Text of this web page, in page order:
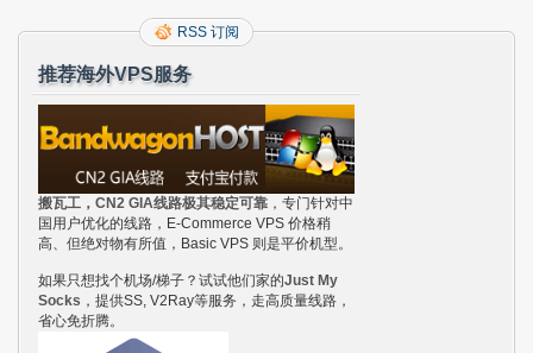
RSS 订阅
推荐海外VPS服务
搬瓦工，CN2 GIA线路极其稳定可靠 ，专门针对中
国用户优化的线路，E-Commerce VPS 价格稍
高、但绝对物有所值，Basic VPS 则是平价机型。
如果只想找个机场/梯子？试试他们家的Just My
Socks ，提供SS, V2Ray等服务，走高质量线路，
省心免折腾。